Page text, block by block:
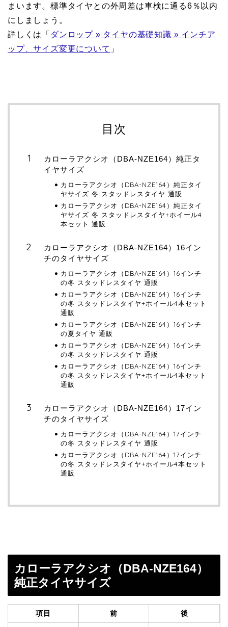
まいます。標準タイヤとの外周差は車検に通る6％以内
にしましょう。
詳しくは「 ダンロップ » タイヤの基礎知識 » インチア
ップ、サイズ変更について 」
目次
カローラアクシオ（DBA-NZE164）純正タ
イヤサイズ
カローラアクシオ（DBA-NZE164）純正タイ
ヤサイズ 冬 スタッドレスタイヤ 通販
カローラアクシオ（DBA-NZE164）純正タイ
ヤサイズ 冬 スタッドレスタイヤ+ホイール4
本セット 通販
カローラアクシオ（DBA-NZE164）16イン
チのタイヤサイズ
カローラアクシオ（DBA-NZE164）16インチ
の冬 スタッドレスタイヤ 通販
カローラアクシオ（DBA-NZE164）16インチ
の冬 スタッドレスタイヤ+ホイール4本セット
通販
カローラアクシオ（DBA-NZE164）16インチ
の夏タイヤ 通販
カローラアクシオ（DBA-NZE164）16インチ
の冬 スタッドレスタイヤ 通販
カローラアクシオ（DBA-NZE164）16インチ
の冬 スタッドレスタイヤ+ホイール4本セット
通販
カローラアクシオ（DBA-NZE164）17イン
チのタイヤサイズ
カローラアクシオ（DBA-NZE164）17インチ
の冬 スタッドレスタイヤ 通販
カローラアクシオ（DBA-NZE164）17インチ
の冬 スタッドレスタイヤ+ホイール4本セット
通販
カローラアクシオ（DBA-NZE164）
純正タイヤサイズ
項目 前 後